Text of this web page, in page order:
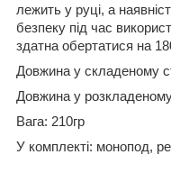
лежить у руці, а
безпеку під час
здатна обертатися на
Довжина у складеному
Довжина у
Вага: 210гр
У комплекті: монопод,